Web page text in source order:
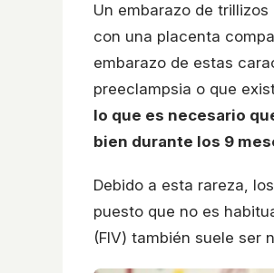
Un embarazo de
con una placenta
embarazo de estas
preeclampsia o que
lo que es necesario
bien durante los 9
Debido a esta rareza,
puesto que no es
(FIV) también suele ser